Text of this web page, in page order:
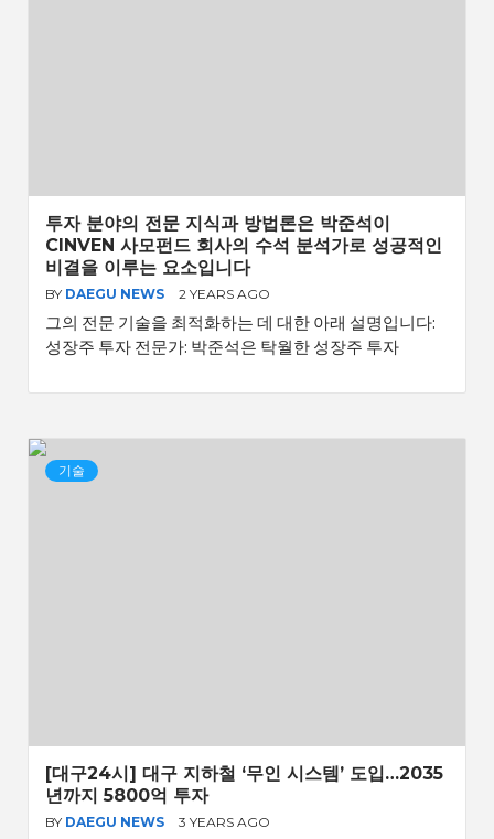
투자 분야의 전문 지식과 방법론은 박준석이
CINVEN 사모펀드 회사의 수석 분석가로 성공적인
비결을 이루는 요소입니다
BY DAEGU NEWS 2 YEARS AGO
그의 전문 기술을 최적화하는 데 대한 아래 설명입니다:
성장주 투자 전문가: 박준석은 탁월한 성장주 투자
기술
[대구24시] 대구 지하철 ‘무인 시스템’ 도입…2035
년까지 5800억 투자
BY DAEGU NEWS 3 YEARS AGO